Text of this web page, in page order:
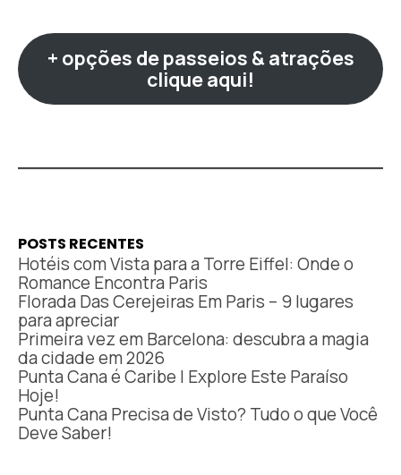
+ opções de passeios & atrações
clique aqui!
POSTS RECENTES
Hotéis com Vista para a Torre Eiffel: Onde o
Romance Encontra Paris
Florada Das Cerejeiras Em Paris – 9 lugares
para apreciar
Primeira vez em Barcelona: descubra a magia
da cidade em 2026
Punta Cana é Caribe | Explore Este Paraíso
Hoje!
Punta Cana Precisa de Visto? Tudo o que Você
Deve Saber!